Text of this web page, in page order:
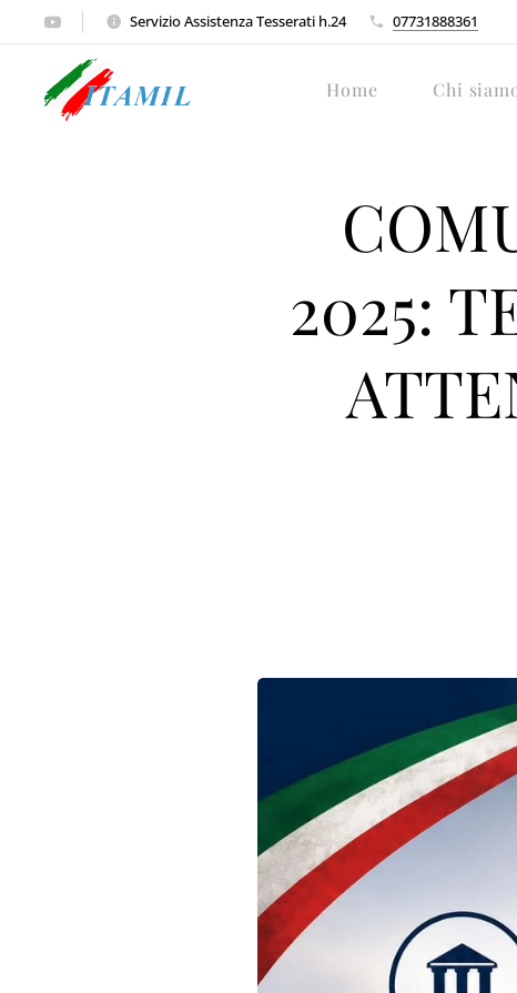
Servizio Assistenza Tesserati h.24 07731888361
Home Chi
2025: